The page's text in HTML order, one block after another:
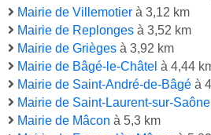
Mairie de Villemotier à 3,12 km
Mairie de Replonges à 3,52 km
Mairie de Grièges à 3,92 km
Mairie de Bâgé-le-Châtel à 4,44
Mairie de Saint-André-de-Bâgé à
Mairie de Saint-Laurent-sur-Saône
Mairie de Mâcon à 5,3 km